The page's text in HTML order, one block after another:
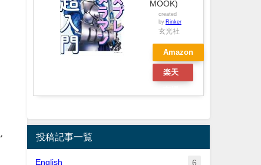
MOOK)
created
by Rinker
玄光社
Amazon
楽天
投稿記事一覧
English 6